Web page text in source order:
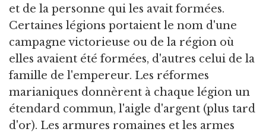
et de la personne qui les avait formées.
Certaines légions portaient le nom d'une
campagne victorieuse ou de la région où
elles avaient été formées, d'autres celui de la
famille de l'empereur. Les réformes
marianiques donnèrent à chaque légion un
étendard commun, l'aigle d'argent (plus tard
d'or). Les armures romaines et les armes